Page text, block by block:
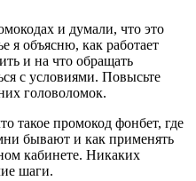
и думали, что это
я объясню, как работает
и на что обращать
с условиями. Повысьте
головоломок.
такое промокод фонбет, где
бывают и как применять
кабинете. Никаких
шаги.